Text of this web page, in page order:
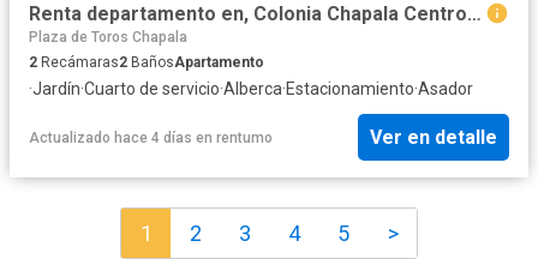
Renta departamento en, Colonia Chapala Centro, C.P. 45900
Plaza de Toros Chapala
2 Recámaras2 BañosApartamento
·Jardín·Cuarto de servicio·Alberca·Estacionamiento·Asador
Actualizado hace 4 días en rentumo Ver en detalle
1 2 3 4 5 >